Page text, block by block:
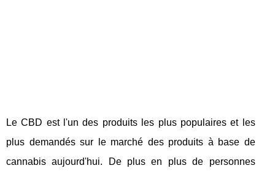
Le CBD est l'un des produits les plus populaires et les
plus demandés sur le marché des produits à base de
cannabis aujourd'hui. De plus en plus de personnes